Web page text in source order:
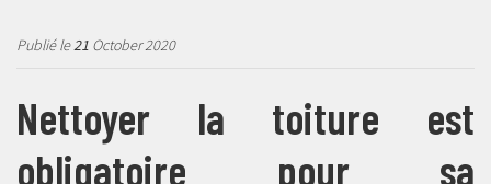
Publié le21 October 2020
Nettoyer la toiture est
obligatoire pour sa